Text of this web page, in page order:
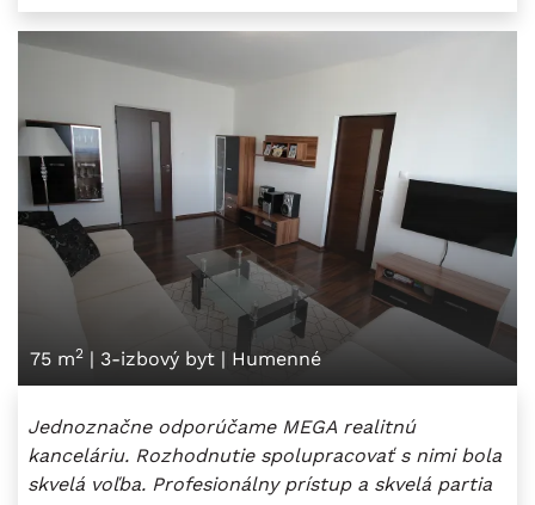
75 m2 | 3-izbový byt | Humenné
Jednoznačne odporúčame MEGA realitnú
kanceláriu. Rozhodnutie spolupracovať s nimi bola
skvelá voľba. Profesionálny prístup a skvelá partia